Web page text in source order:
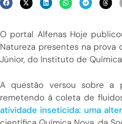
O portal Alfenas Hoje
Natureza presentes na
Júnior, do Instituto de Química
A questão versou sobre a
remetendo à coleta de
atividade inseticida: uma